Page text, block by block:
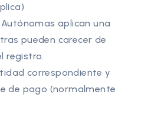
aplican una
pueden carecer de
registro.
correspondiente y
de pago (normalmente